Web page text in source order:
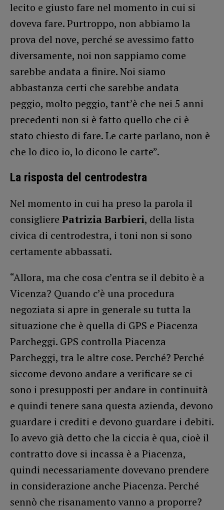
lecito e giusto fare nel momento in cui si
doveva fare. Purtroppo, non abbiamo la
prova del nove, perché se avessimo fatto
diversamente, noi non sappiamo come
sarebbe andata a finire. Noi siamo
abbastanza certi che sarebbe andata
peggio, molto peggio, tant’è che nei 5 anni
precedenti non si è fatto quello che ci è
stato chiesto di fare. Le carte parlano, non è
che lo dico io, lo dicono le carte”.
La risposta del centrodestra
Nel momento in cui ha preso la parola il
consigliere Patrizia Barbieri, della lista
civica di centrodestra, i toni non si sono
certamente abbassati.
“Allora, ma che cosa c’entra se il debito è a
Vicenza? Quando c’è una procedura
negoziata si apre in generale su tutta la
situazione che è quella di GPS e Piacenza
Parcheggi. GPS controlla Piacenza
Parcheggi, tra le altre cose. Perché? Perché
siccome devono andare a verificare se ci
sono i presupposti per andare in continuità
e quindi tenere sana questa azienda, devono
guardare i crediti e devono guardare i debiti.
Io avevo già detto che la ciccia è qua, cioè il
contratto dove si incassa è a Piacenza,
quindi necessariamente dovevano prendere
in considerazione anche Piacenza. Perché
sennò che risanamento vanno a proporre?